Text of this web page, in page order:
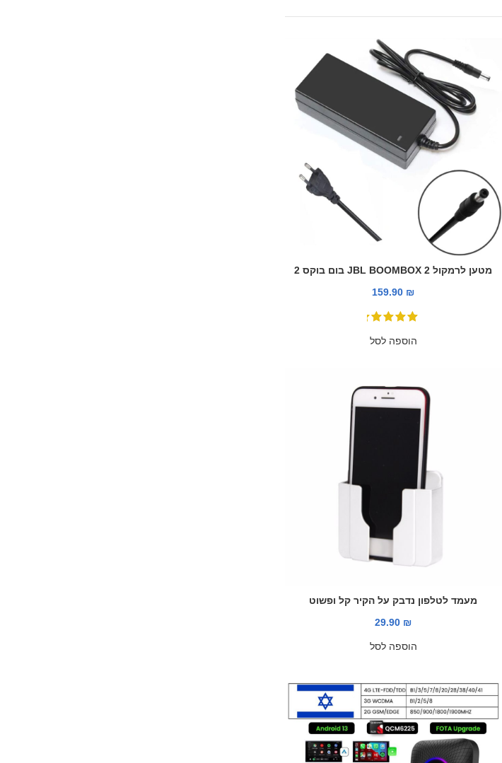
מטען לרמקול JBL BOOMBOX 2 בום בוקס 2
₪
הוספה לסל
מעמד לטלפון נדבק על הקיר קל ופשוט
₪
הוספה לסל